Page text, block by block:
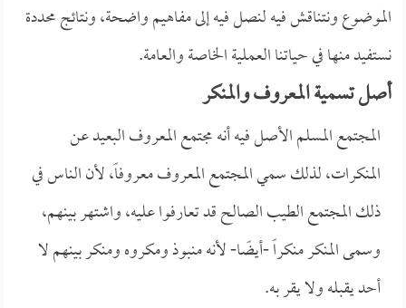
الموضوع ونتناقش فيه لنصل فيه إلى مفاهيم واضحة، ونتائج محددة
نستفيد منها في حياتنا العملية الخاصة والعامة.
أصل تسمية المعروف والمنكر
المجتمع المسلم الأصل فيه أنه مجتمع المعروف البعيد عن
المنكرات، لذلك سمي المجتمع المعروف معروفاً، لأن الناس في
ذلك المجتمع الطيب الصالح قد تعارفوا عليه، واشتهر بينهم،
وسمى المنكر منكراً -أيضًا- لأنه منبوذ ومكروه ومنكر بينهم لا
أحد يقبله ولا يقر به.